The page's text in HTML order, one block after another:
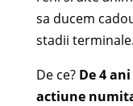
sa ducem
stadii terminale.
De ce? De 4
actiune